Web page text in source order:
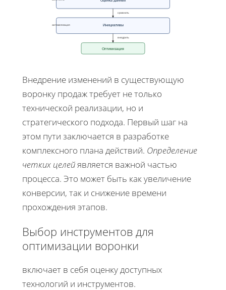
сравнить
Инициативы
автоматизация
внедрить
Оптимизация
Внедрение изменений в существующую
воронку продаж требует не только
технической реализации, но и
стратегического подхода. Первый шаг на
этом пути заключается в разработке
комплексного плана действий. Определение
четких целейявляется важной частью
процесса. Это может быть как увеличение
конверсии, так и снижение времени
прохождения этапов.
Выбор инструментов для
оптимизации воронки
включает в себя оценку доступных
технологий и инструментов.